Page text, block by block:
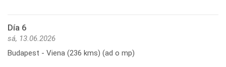
Día 6
sá, 13.06.2026
Budapest - Viena (236 kms) (ad o mp)